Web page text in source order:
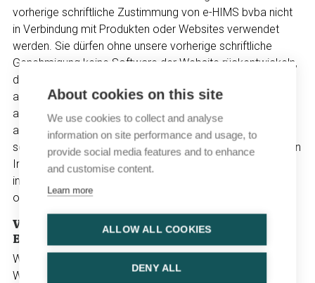
vorherige schriftliche Zustimmung von e-HIMS bvba nicht
in Verbindung mit Produkten oder Websites verwendet
werden. Sie dürfen ohne unsere vorherige schriftliche
Genehmigung keine Software der Website rückentwickeln,
disassemblieren, dekompilieren oder übersetzen oder
anderweitig versuchen, den Quellcode dieser Software
abzuleiten, außer soweit dies nach geltendem Recht
ausdrücklich erlaubt ist. Sie dürfen ohne unsere vorherige
schriftliche Genehmigung keinen systematischen Abruf von
Inhalten von der Website vornehmen, um direkt oder
indirekt eine Sammlung, Zusammenstellung, Datenbank
oder ein Verzeichnis zu erstellen oder zu kompilieren.
Verletzung von Urheberrechten oder geistigem
Eigentum
Wir respektieren die geistigen Eigentumsrechte anderer.
Wir reagieren grundsätzlich auf jede Behauptung, nach der
About cookies on this site
We use cookies to collect and analyse
information on site performance and usage, to
provide social media features and to enhance
and customise content.
Learn more
ALLOW ALL COOKIES
DENY ALL